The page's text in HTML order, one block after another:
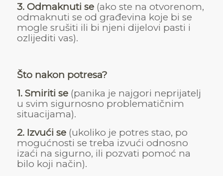
3. Odmaknuti se(ako ste na otvorenom,
odmaknuti se od građevina koje bi se
mogle srušiti ili bi njeni dijelovi pasti i
ozlijediti vas).
Što nakon potresa?
1. Smiriti se(panika je najgori neprijatelj
u svim sigurnosno problematičnim
situacijama).
2. Izvući se(ukoliko je potres stao, po
mogućnosti se treba izvući odnosno
izaći na sigurno, ili pozvati pomoć na
bilo koji način).